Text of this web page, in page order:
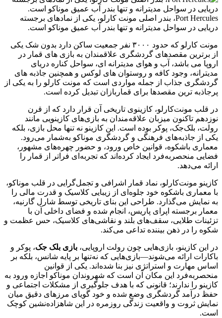
Port Hercules، بندر اصلی مونت‌ کارلو، یکی از نمادهای برجسته
دریایی در سواحل مدیترانه و تنها بندر آب‌ عمیق موناکو است.
مونت کارلو که حدود ۳۰۰۰ نفر جمعیت ساکن دارد بدون شک یکی
از برترین مقصدهای گردشگری علاقمندان به بازی های قمار در
اروپا می باشد، آب و هوای مدیترانه ای، سواحل کناره دریای
مدیترانه، وجود کافه و روستوان های لوکس و همچنین جاذبه های
گردشگری جذاب از جمله مواردی است که مونت کارلو را به یکی از
پرجاذبه ترین مقصدها برای قماربازان تبدیل کرده است.
در قلب مونت‌کارلو، کازینوی تاریخی آن قرار دارد که از قرن
نوزدهم تاکنون میزبان علاقه‌مندان به بازی‌های کازینویی مانند
رولت، بلک‌جک، پوکر بوده است. این کازینو نه‌ تنها محل بازی، بلکه
یکی از جاذبه‌های فرهنگی و گردشگری موناکو به‌شمار می‌رود.
معماری باشکوه، قوانین خاص ورود، و حضور چهره‌های مشهور،
فضایی منحصربه‌فرد ایجاد کرده‌اند که تجربه‌ای فراتر از قمار را
ارائه می‌دهد.
کازینو مونت‌کارلو، نماد قمار اشرافی و تجمل‌گرایی در قلب موناکو،
با معماری باشکوه خود جلوه‌ای از زیبایی کلاسیک و قدرت مالی را
به نمایش می‌گذارد. طراحی این بنای تاریخی توسط شارل گارنیه،
معمار برجسته اپرای پاریس، انجام شده و فضای داخلی آن با
تزئینات طلایی، سقف‌های بلند و نقاشی‌های کلاسیک، حس عظمت و
شکوه را در ذهن بیننده تداعی می‌کند.
در این کازینو، بازی‌هایی چون رولت اروپایی، بازی بلک‌ جک، پوکر و
باکارات ارائه می‌شوند—بازی‌هایی که نه‌تنها بر پایه شانس، بلکه بر
اساس مهارت و استراتژی نیز بنا شده‌اند. یکی از قوانین
منحصربه‌فرد این مکان آن است که شهروندان موناکو اجازه ورود به
کازینو را ندارند؛ قانونی که با هدف جلوگیری از مشکلات اجتماعی و
حفظ درآمد گردشگری وضع شده و خود گویای مرزهای دقیق میان
نمایش ثروت و واقعیت زندگی روزمره در این شاهزاده‌نشین کوچک
است.